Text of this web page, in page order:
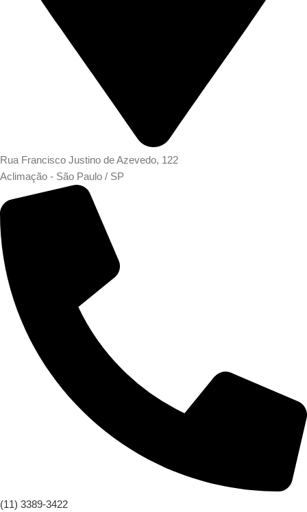
Rua Francisco Justino de Azevedo, 122
Aclimação - São Paulo / SP
(11) 3389-3422